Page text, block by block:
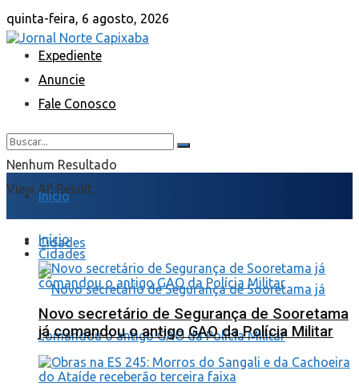
quinta-feira, 6 agosto, 2026
Expediente
Anuncie
Fale Conosco
Nenhum Resultado
View All Result
Início
Cidades
Início
Cidades
Novo secretário de Segurança de Sooretama
já comandou o antigo GAO da Polícia Militar